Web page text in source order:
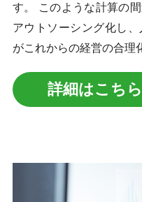
す。 このような計算の
アウトソーシング化し
がこれからの経営の合理
詳細はこちら